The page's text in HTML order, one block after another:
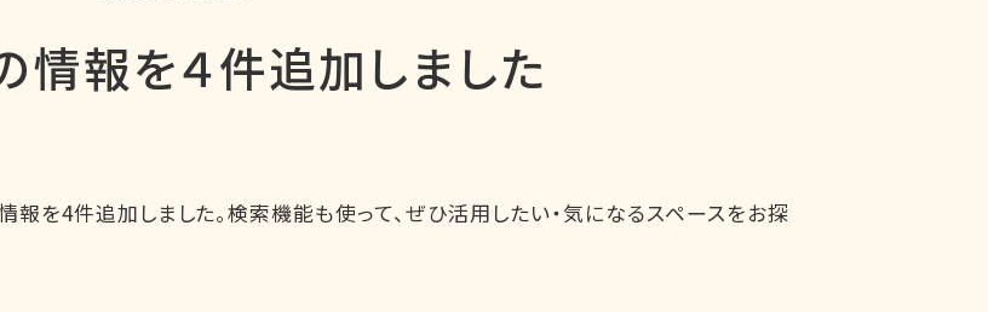
情報を４件追加しました
を4件追加しました。検索機能も使って、ぜひ活用したい・気になるスペースをお探